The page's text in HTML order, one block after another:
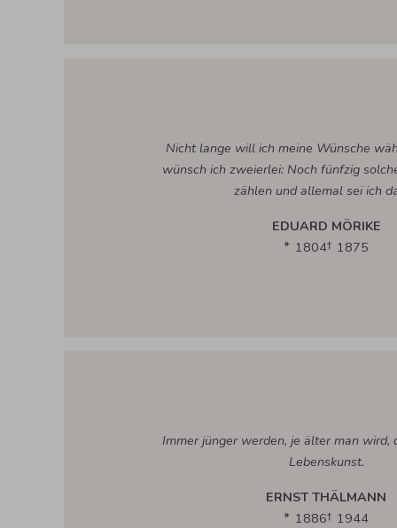
Nicht lange will ich meine Wünsche
wünsch ich zweierlei: Noch fünfzig
zählen und allemal sei ich
EDUARD MÖRIKE
1804 1875
Immer jünger werden, je älter man wird,
Lebenskunst.
ERNST THÄLMANN
1886
1944